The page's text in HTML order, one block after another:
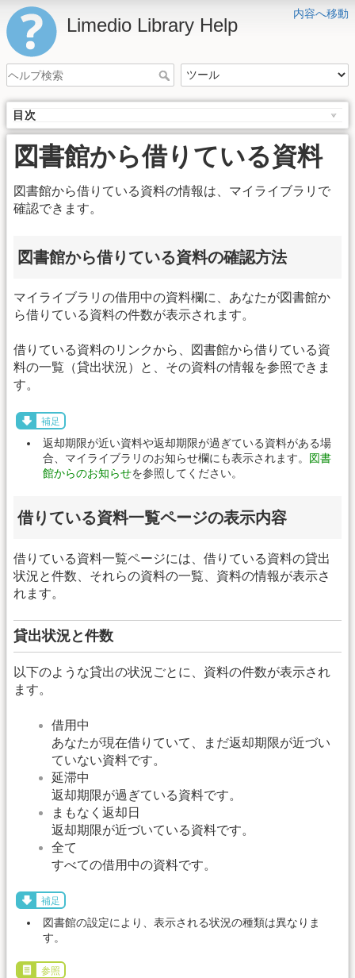
内容へ移動
Limedio Library Help
目次
図書館から借りている資料
図書館から借りている資料の情報は、マイライブラリで
確認できます。
図書館から借りている資料の確認方法
マイライブラリの借用中の資料欄に、あなたが図書館か
ら借りている資料の件数が表示されます。
借りている資料のリンクから、図書館から借りている資
料の一覧（貸出状況）と、その資料の情報を参照できま
す。
補足
返却期限が近い資料や返却期限が過ぎている資料がある場
合、マイライブラリのお知らせ欄にも表示されます。 図書
館からのお知らせを参照してください。
借りている資料一覧ページの表示内容
借りている資料一覧ページには、借りている資料の貸出
状況と件数、それらの資料の一覧、資料の情報が表示さ
れます。
貸出状況と件数
以下のような貸出の状況ごとに、資料の件数が表示され
ます。
借用中
あなたが現在借りていて、まだ返却期限が近づい
ていない資料です。
延滞中
返却期限が過ぎている資料です。
まもなく返却日
返却期限が近づいている資料です。
全て
すべての借用中の資料です。
補足
図書館の設定により、表示される状況の種類は異なりま
す。
参照